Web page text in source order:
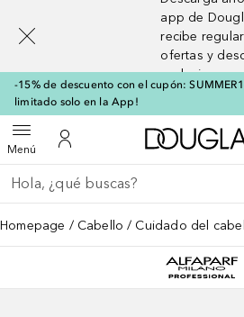
app de
recibe
ofertas y
exclusivos
-15% de descuento con el cupón:
limitado solo en la App!
MenúAbrir menúMi cuenta
Regresar
Ejecutar búsqueda
Homepage Cabello Cuidado del
[navigation.slideout.screenreader]